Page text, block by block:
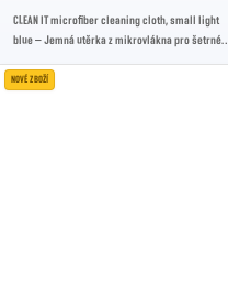
CLEAN IT microfiber cleaning cloth, small light
blue – Jemná utěrka z mikrovlákna pro šetrné
NOVÉ ZBOŽÍ